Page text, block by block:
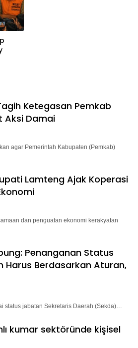
Ketegasan Pemkab
Aksi Damai
agar Pemerintah Kabupaten (Pemkab)
Lamteng Ajak Koperasi
dan penguatan ekonomi kerakyatan
Penanganan Status
Harus Berdasarkan Aturan,
status jabatan Sekretaris Daerah (Sekda)…
kumar sektöründe kişisel